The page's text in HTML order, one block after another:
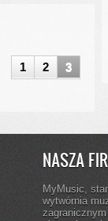
3
2
1
NASZA
MyMusic,
wytwórnia